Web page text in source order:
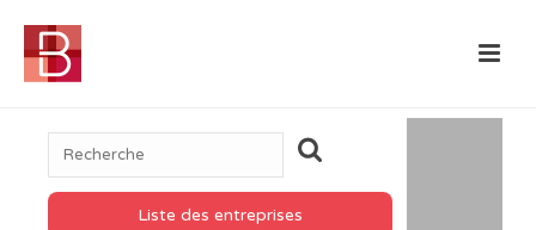
Liste des entreprises